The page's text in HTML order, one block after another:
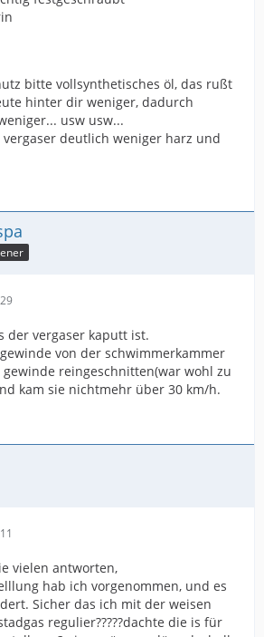
bitte vollsynthetisches öl, das rußt
hinter dir weniger, dadurch
usw usw...
deutlich weniger harz und
der vergaser kaputt ist.
von der schwimmerkammer
reingeschnitten(war wohl zu
kam sie nichtmehr über 30 km/h.
vielen antworten,
hab ich vorgenommen, und es
Sicher das ich mit der weisen
regulier?????dachte die is für